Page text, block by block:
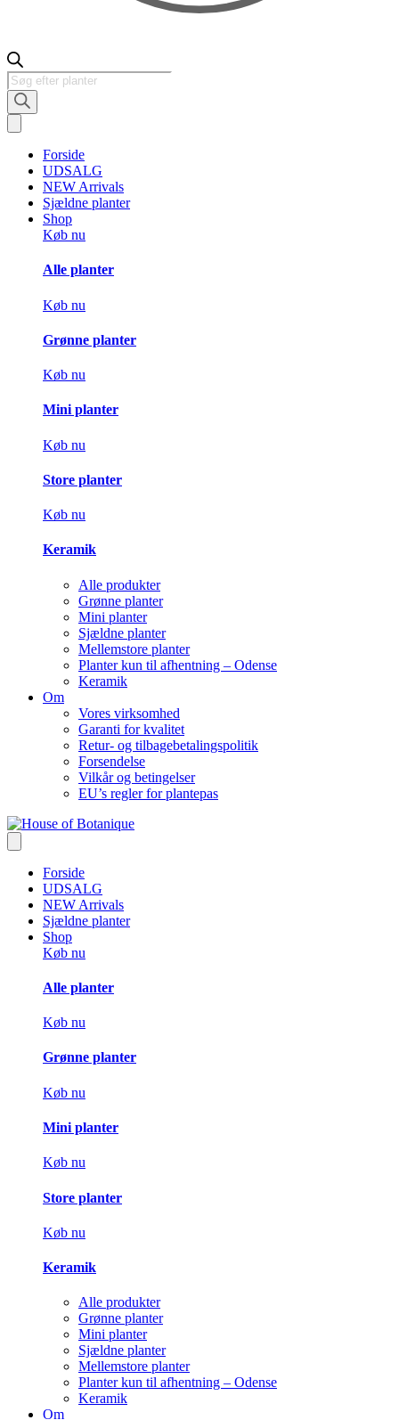
Products
search
Forside
UDSALG
NEW Arrivals
Sjældne planter
Shop
Køb nu
Alle planter
Køb nu
Grønne planter
Køb nu
Mini planter
Køb nu
Store planter
Køb nu
Keramik
Alle produkter
Grønne planter
Mini planter
Sjældne planter
Mellemstore planter
Planter kun til afhentning – Odense
Keramik
Om
Vores virksomhed
Garanti for kvalitet
Retur- og tilbagebetalingspolitik
Forsendelse
Vilkår og betingelser
EU’s regler for plantepas
Forside
UDSALG
NEW Arrivals
Sjældne planter
Shop
Køb nu
Alle planter
Køb nu
Grønne planter
Køb nu
Mini planter
Køb nu
Store planter
Køb nu
Keramik
Alle produkter
Grønne planter
Mini planter
Sjældne planter
Mellemstore planter
Planter kun til afhentning – Odense
Keramik
Om